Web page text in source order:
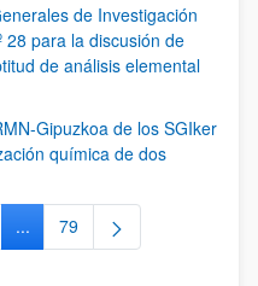
de Investigación
28 para la discusión de
de análisis elemental
Gipuzkoa de los SGIker
química de dos
...Páginas intermedias Use TAB
Página
79